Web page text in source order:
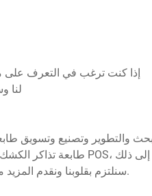
إذا كنت ترغب في التعرف على
لنا
سنلتزم بقلوبنا ونقدم المزيد من المنتجات عالية الجودة لعملائنا.